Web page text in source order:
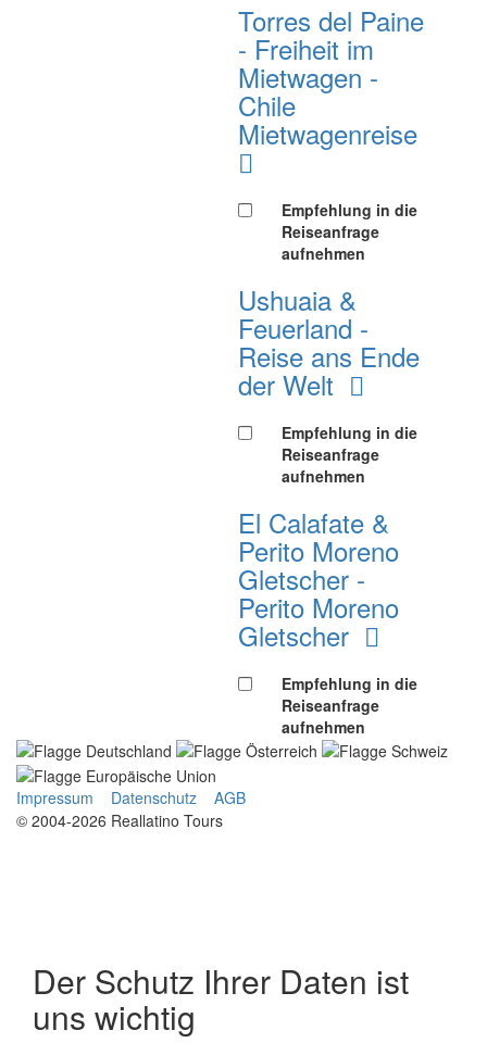
Torres del Paine
- Freiheit im
Mietwagen -
Chile
Mietwagenreise
Empfehlung in die
Reiseanfrage
aufnehmen
Ushuaia &
Feuerland -
Reise ans Ende
der Welt
Empfehlung in die
Reiseanfrage
aufnehmen
El Calafate &
Perito Moreno
Gletscher -
Perito Moreno
Gletscher
Empfehlung in die
Reiseanfrage
aufnehmen
Impressum Datenschutz
AGB
© 2004-2026 Reallatino Tours
Der Schutz Ihrer Daten ist
uns wichtig